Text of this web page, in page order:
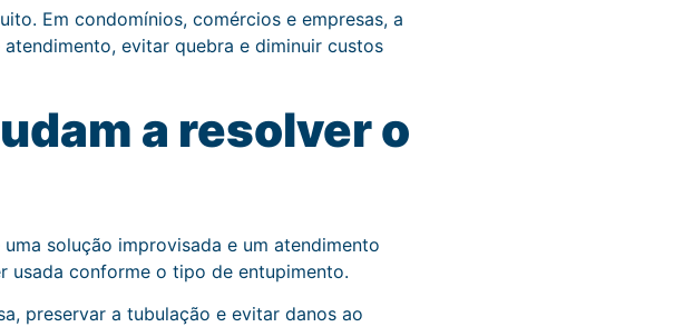
Em condomínios, comércios e empresas, a
evitar quebra e diminuir custos
a resolver o
solução improvisada e um atendimento
usada conforme o tipo de entupimento.
preservar a tubulação e evitar danos ao